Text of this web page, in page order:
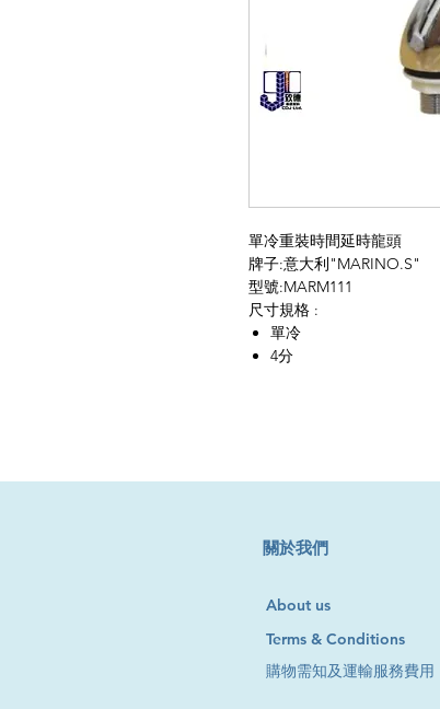
單冷重裝時間延時龍頭
牌子:意大利"MARINO.S"
型號:MARM111
尺寸規格 :
單冷
4分
​關於我們
About us
Terms & Conditions
購物需知及運輸服務費用